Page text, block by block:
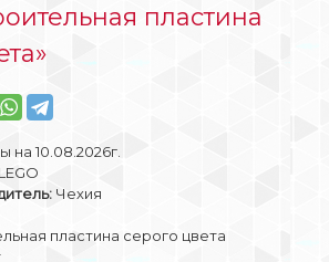
пластина
на 10.08.2026г.
LEGO
Чехия
пластина серого цвета